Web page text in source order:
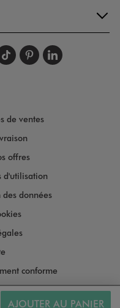
AJOUTER AU PANIER
sursur
nous sur
nous
Suivez-nous
Suivez-
de ventes
offres
d'utilisation
données
conforme